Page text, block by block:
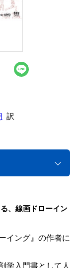
訳
、線画ドローイン
イング』の作者に
学入門書として人